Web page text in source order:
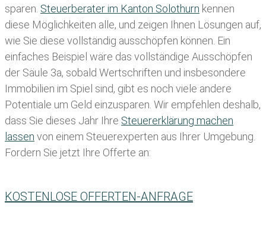
sparen. Steuerberater im K anton Solothurn kennen
diese Möglichkeiten alle, und zeigen Ihnen Lösungen auf,
wie Sie diese vollständig ausschöpfen können. Ein
einfaches Beispiel wäre das vollständige Ausschöpfen
der Säule 3a, sobald Wertschriften und insbesondere
Immobilien im Spiel sind, gibt es noch viele andere
Potentiale um Geld einzusparen. Wir empfehlen deshalb,
dass Sie dieses Jahr Ihre Steuererklärung machen
lassen von einem Steuerexperten aus Ihrer Umgebung.
Fordern Sie jetzt Ihre Offerte an:
KOSTENLOSE OFFERTEN-ANFRAGE